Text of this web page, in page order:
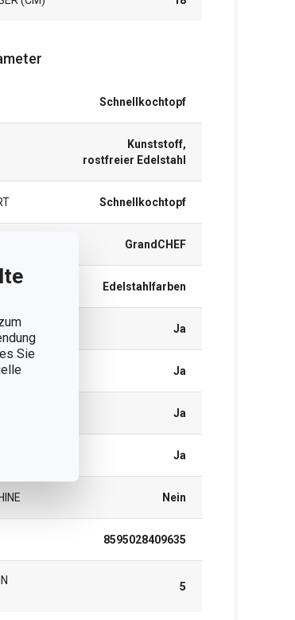
Sie
Schnellkochtopf
Kunststoff,
rostfreier Edelstahl
Schnellkochtopf
GrandCHEF
Edelstahlfarben
Ja
Ja
Ja
Ja
Nein
8595028409635
5